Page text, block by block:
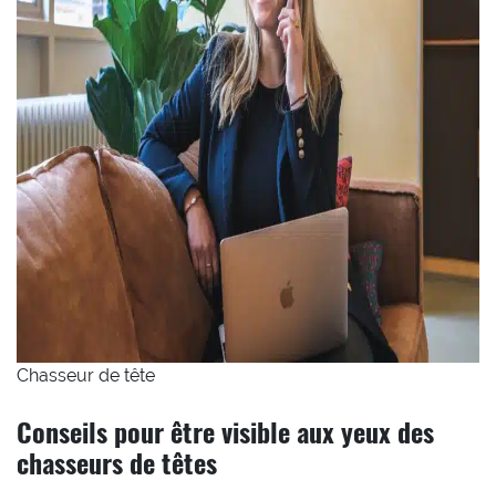
Chasseur de tête
Conseils pour être visible aux yeux des
chasseurs de têtes